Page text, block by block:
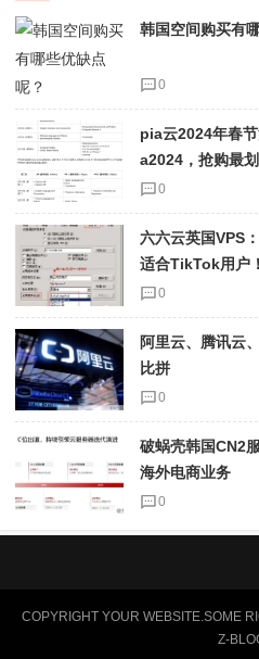
韩国空间购买有
0
pia云2024年春
a2024，抢购最
0
六六云英国VPS
适合TikTok用户！
0
阿里云、腾讯云
比拼
0
破蜗壳韩国CN2
海外电商业务
0
COPYRIGHT YOUR WEBSITE.SOME
Z-